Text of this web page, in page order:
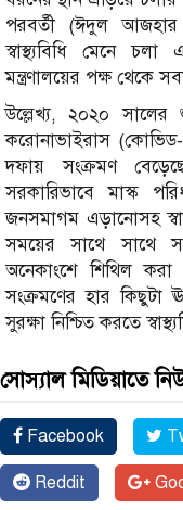
পরবর্তী (ঈদুল আজহার
স্বাস্থ্যবিধি মেনে
মন্ত্রণালয়ের পক্ষ থেকে
উল্লেখ্য, ২০২০ সালের
করোনাভাইরাস
দফায় সংক্রমণ
সরকারিভাবে মাস্ক
জনসমাগম এড়ানোসহ
সময়ের সাথে সাথে
অনেকাংশে শিথিল
সংক্রমণের হার কিছুটা
সুরক্ষা নিশ্চিত করতে
সোস্যাল মিডিয়াতে
Facebook
Reddit